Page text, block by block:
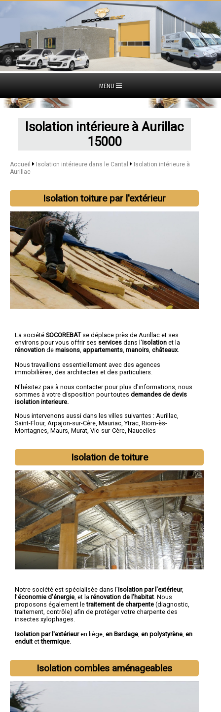
MENU
Isolation intérieure à Aurillac
15000
Accueil Isolation intérieure dans le Cantal
Isolation intérieure à
Aurillac
Isolation toiture par l'extérieur
La société SOCOREBATse déplace près de Aurillac et ses
environs pour vous offrir ses services dans l'isolation et la
rénovation de maisons, appartements, manoirs, châteaux.
Nous travaillons essentiellement avec des agences
immobilières, des architectes et des particuliers.
N'hésitez pas à nous contacter pour plus d'informations, nous
sommes à votre disposition pour toutes demandes de devis
isolation interieure.
Nous intervenons aussi dans les villes suivantes : Aurillac,
Saint-Flour, Arpajon-sur-Cère, Mauriac, Ytrac, Riom-ès-
Montagnes, Maurs, Murat, Vic-sur-Cère, Naucelles
Isolation de toiture
Notre société est spécialisée dans l’isolation par l'extérieur,
l’économie d’énergie, et la rénovation de l’habitat. Nous
proposons également letraitement de charpente (diagnostic,
traitement, contrôle) afin de protéger votre charpente des
insectes xylophages.
Isolation par l'extérieuren liège, en Bardage, en polystyrène, en
enduit etthermique.
Isolation combles aménageables